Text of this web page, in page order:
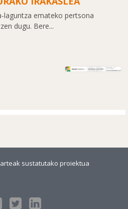
laguntza emateko pertsona
dugu. Bere...